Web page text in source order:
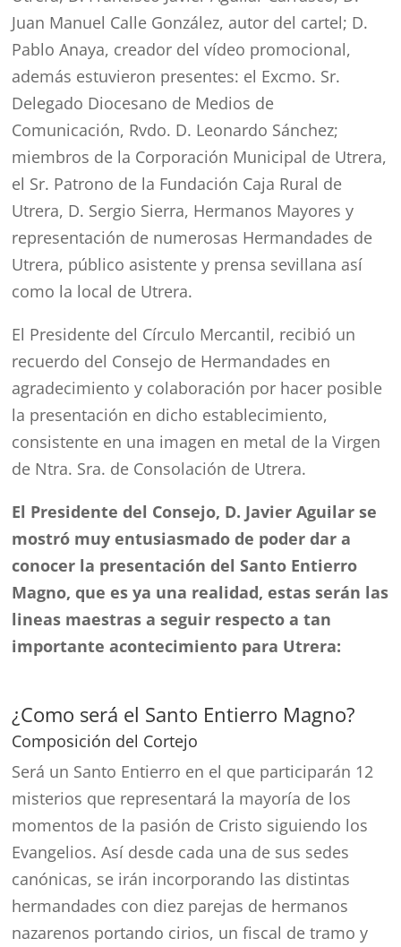
Juan Manuel Calle González, autor del cartel; D.
Pablo Anaya, creador del vídeo promocional,
además estuvieron presentes: el Excmo. Sr.
Delegado Diocesano de Medios de
Comunicación, Rvdo. D. Leonardo Sánchez;
miembros de la Corporación Municipal de Utrera,
el Sr. Patrono de la Fundación Caja Rural de
Utrera, D. Sergio Sierra, Hermanos Mayores y
representación de numerosas Hermandades de
Utrera, público asistente y prensa sevillana así
como la local de Utrera.
El Presidente del Círculo Mercantil, recibió un
recuerdo del Consejo de Hermandades en
agradecimiento y colaboración por hacer posible
la presentación en dicho establecimiento,
consistente en una imagen en metal de la Virgen
de Ntra. Sra. de Consolación de Utrera.
El Presidente del Consejo, D. Javier Aguilar se
mostró muy entusiasmado de poder dar a
conocer la presentación del Santo Entierro
Magno, que es ya una realidad, estas serán las
lineas maestras a seguir respecto a tan
importante acontecimiento para Utrera:
¿Como será el Santo Entierro Magno?
Composición del Cortejo
Será un Santo Entierro en el que participarán 12
misterios que representará la mayoría de los
momentos de la pasión de Cristo siguiendo los
Evangelios. Así desde cada una de sus sedes
canónicas, se irán incorporando las distintas
hermandades con diez parejas de hermanos
nazarenos portando cirios, un fiscal de tramo y